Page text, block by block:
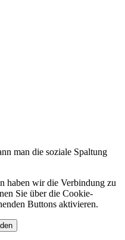
man die soziale Spaltung
haben wir die Verbindung zu
Sie über die Cookie-
Buttons aktivieren.